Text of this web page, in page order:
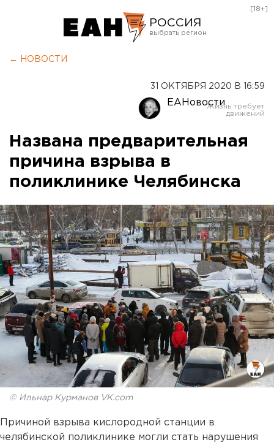
РОССИЯ
Оренбург
[18+]
← НОВОСТИ
31 ОКТЯБРЯ 2020 В 16:59
ЕАНовости
Названа предварительная
причина взрыва в
поликлинике Челябинска
© Ильнар Курманов VK.com
Причиной взрыва кислородной станции в
челябинской поликлинике могли стать нарушения